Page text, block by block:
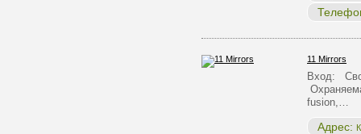
11 Mirrors
Вход:
fusion,…
Адрес: